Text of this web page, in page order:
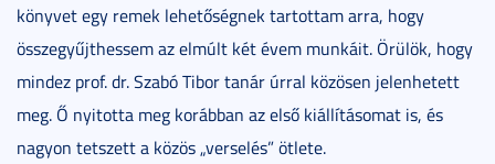
könyvet egy remek lehetőségnek tartottam arra, hogy
összegyűjthessem az elmúlt két évem munkáit. Örülök, hogy
mindez prof. dr. Szabó Tibor tanár úrral közösen jelenhetett
meg. Ő nyitotta meg korábban az első kiállításomat is, és
nagyon tetszett a közös „verselés” ötlete.